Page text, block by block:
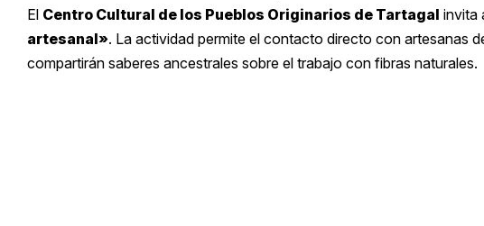
El Centro Cultural de los Pueblos Originarios de Tartagal invita
artesanal». La actividad permite el contacto directo con artesanas
compartirán saberes ancestrales sobre el trabajo con fibras naturales.